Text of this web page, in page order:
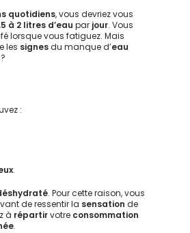
quotidiens, vous devriez vous
à 2 litres d’eau par jour. Vous
lorsque vous fatiguez. Mais
les signesdu manque d’eau
?
:
.
. Pour cette raison, vous
de ressentir la sensation de
à répartirvotre consommation
.